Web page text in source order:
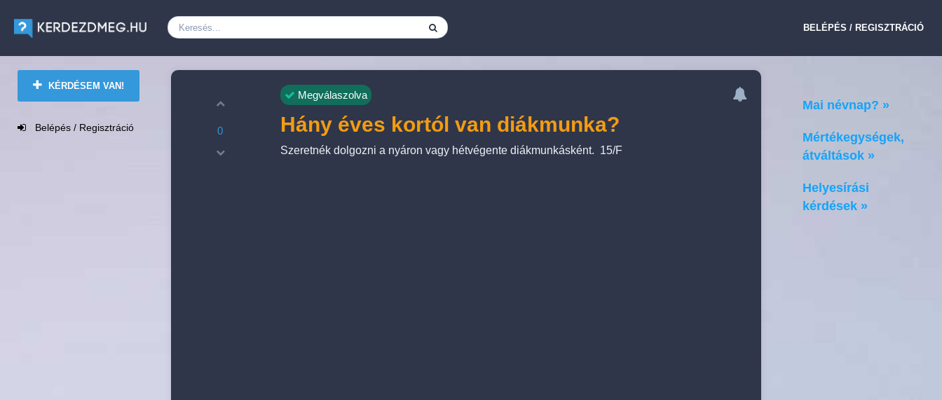
BELÉPÉS / REGISZTRÁCIÓ
KÉRDÉSEM VAN!
Belépés / Regisztráció 0
Megválaszolva
Hány éves kortól van diákmunka?
Szeretnék dolgozni a nyáron vagy hétvégente diákmunkásként. 15/F
Mai névnap? »
Mértékegységek,
átváltások »
Helyesírási
kérdések »